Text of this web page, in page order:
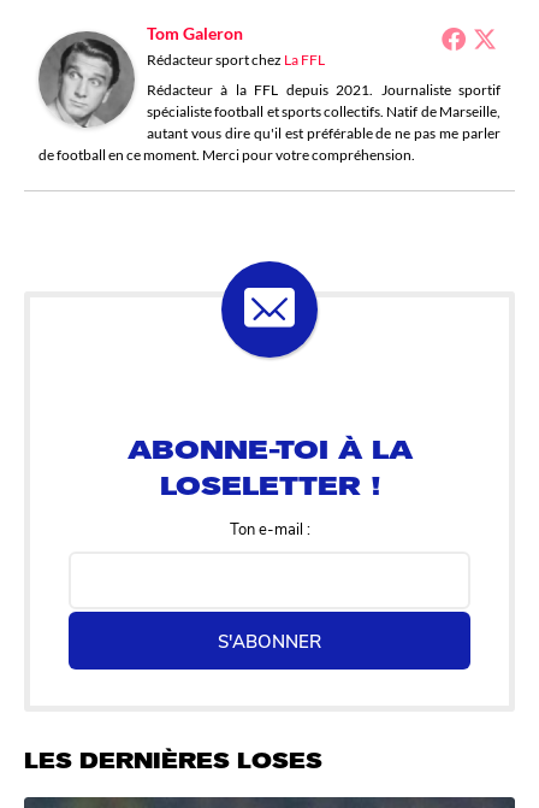
Tom Galeron
Rédacteur sportchez La FFL
Rédacteur à la FFL depuis 2021. Journaliste sportif
spécialiste football et sports collectifs. Natif de Marseille,
autant vous dire qu'il est préférable de ne pas me parler
de football en ce moment. Merci pour votre compréhension.
Ton e-mail :
S'ABONNER
LES DERNIÈRES LOSES